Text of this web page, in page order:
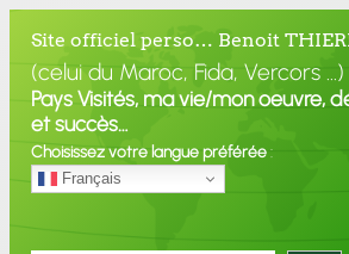
Site officiel perso… Benoit
(celui du Maroc, Fida, Vercors …)
Pays Visités, ma vie/mon oeuvre,
et succès…
Choisissez votre langue préférée:
Français